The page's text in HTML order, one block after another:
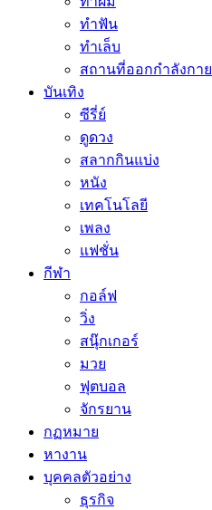
ทำฟัน
ทำเล็บ
สถานที่ออกกำลังกาย
บันเทิง
ซีรี่ย์
ดูดวง
สลากกินแบ่ง
หนัง
เทคโนโลยี
เพลง
แฟชั่น
กีฬา
กอล์ฟ
วิ่ง
สนุ๊กเกอร์
มวย
ฟุตบอล
จักรยาน
กฏหมาย
หางาน
บุคคลตัวอย่าง
ธุรกิจ